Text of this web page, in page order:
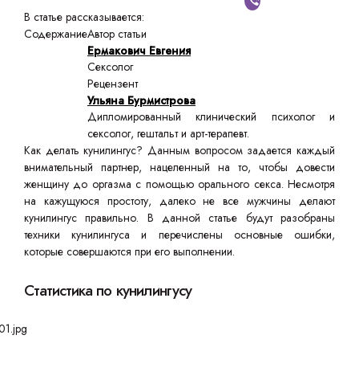
В статье рассказывается:
СодержаниеАвтор статьи
Ермакович Евгения
Сексолог
Рецензент
Ульяна Бурмистрова
Дипломированный клинический психолог и
сексолог, гештальт и арт-терапевт.
Как делать кунилингус? Данным вопросом задается каждый
внимательный партнер, нацеленный на то, чтобы довести
женщину до оргазма с помощью орального секса. Несмотря
на кажущуюся простоту, далеко не все мужчины делают
кунилингус правильно. В данной статье будут разобраны
техники кунилингуса и перечислены основные ошибки,
которые совершаются при его выполнении.
Статистика по кунилингусу